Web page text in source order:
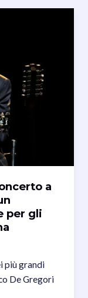
a
per gli
più grandi
De Gregori